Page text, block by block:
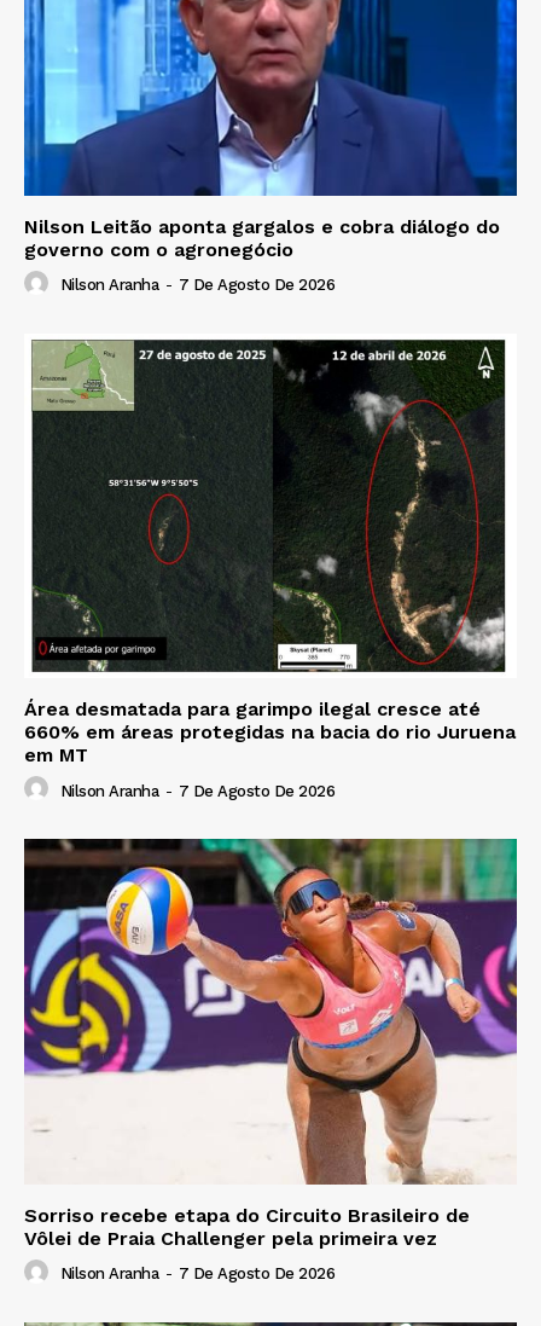
Nilson Leitão aponta gargalos e cobra diálogo do
governo com o agronegócio
Nilson Aranha - 7 De Agosto De 2026
Área desmatada para garimpo ilegal cresce até
660% em áreas protegidas na bacia do rio Juruena
em MT
Nilson Aranha - 7 De Agosto De 2026
Sorriso recebe etapa do Circuito Brasileiro de
Vôlei de Praia Challenger pela primeira vez
Nilson Aranha - 7 De Agosto De 2026